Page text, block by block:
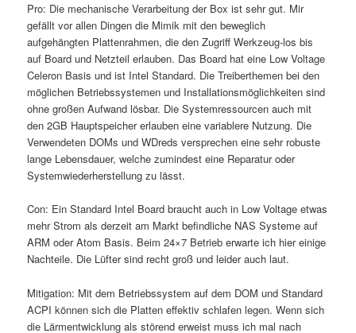
Pro: Die mechanische Verarbeitung der Box ist sehr gut. Mir
gefällt vor allen Dingen die Mimik mit den beweglich
aufgehängten Plattenrahmen, die den Zugriff Werkzeug-los bis
auf Board und Netzteil erlauben. Das Board hat eine Low Voltage
Celeron Basis und ist Intel Standard. Die Treiberthemen bei den
möglichen Betriebssystemen und Installationsmöglichkeiten sind
ohne großen Aufwand lösbar. Die Systemressourcen auch mit
den 2GB Hauptspeicher erlauben eine variablere Nutzung. Die
Verwendeten DOMs und WDreds versprechen eine sehr robuste
lange Lebensdauer, welche zumindest eine Reparatur oder
Systemwiederherstellung zu lässt.
Con: Ein Standard Intel Board braucht auch in Low Voltage etwas
mehr Strom als derzeit am Markt befindliche NAS Systeme auf
ARM oder Atom Basis. Beim 24×7 Betrieb erwarte ich hier einige
Nachteile. Die Lüfter sind recht groß und leider auch laut.
Mitigation: Mit dem Betriebssystem auf dem DOM und Standard
ACPI können sich die Platten effektiv schlafen legen. Wenn sich
die Lärmentwicklung als störend erweist muss ich mal nach